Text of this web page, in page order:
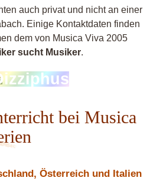
auch privat und nicht an einer
Einige Kontaktdaten finden
dem von Musica Viva 2005
sucht Musiker.
bei Musica
Österreich und Italien